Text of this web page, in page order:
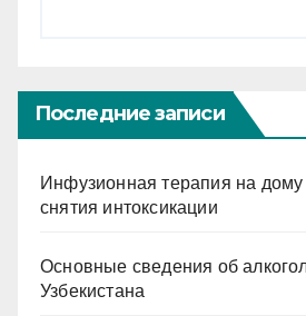
Последние записи
Инфузионная терапия на дому
снятия интоксикации
Основные сведения об
Узбекистана